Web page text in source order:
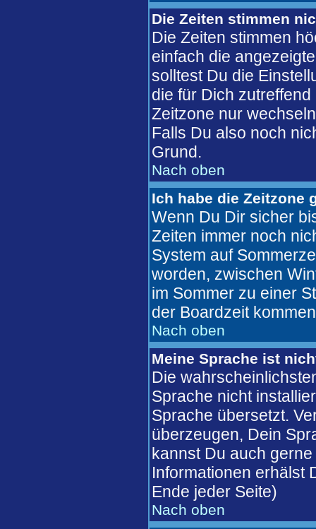
Die Zeiten stimmen
Die Zeiten stimmen
einfach die
solltest Du die
die für Dich
Zeitzone nur
Falls Du also noch
Grund.
Nach oben
Ich habe die Zeitzone
Wenn Du Dir sicher
Zeiten immer noch
System auf
worden, zwischen
im Sommer zu einer
der Boardzeit
Nach oben
Meine Sprache ist
Die
Sprache nicht
Sprache übersetzt.
überzeugen, Dein
kannst Du auch
Informationen erhälst
Ende jeder Seite)
Nach oben